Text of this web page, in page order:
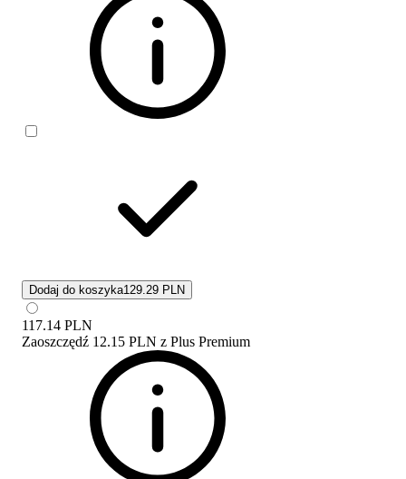
Dodaj do koszyka129.29 PLN
117.14 PLN
Zaoszczędź 12.15 PLN z Plus Premium